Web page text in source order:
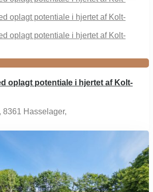
oplagt potentiale i hjertet af Kolt-
Hasselager,